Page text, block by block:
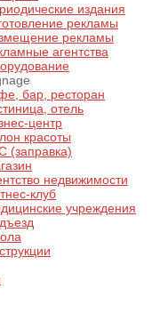
издания
рекламы
рекламы
агентства
бар, ресторан
отель
центр
красоты
(заправка)
недвижимости
клуб
учреждения